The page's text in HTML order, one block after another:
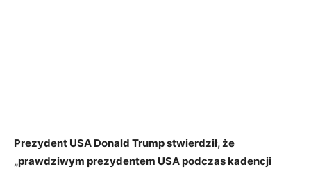
Prezydent USA Donald Trump stwierdził, że
„prawdziwym prezydentem USA podczas kadencji